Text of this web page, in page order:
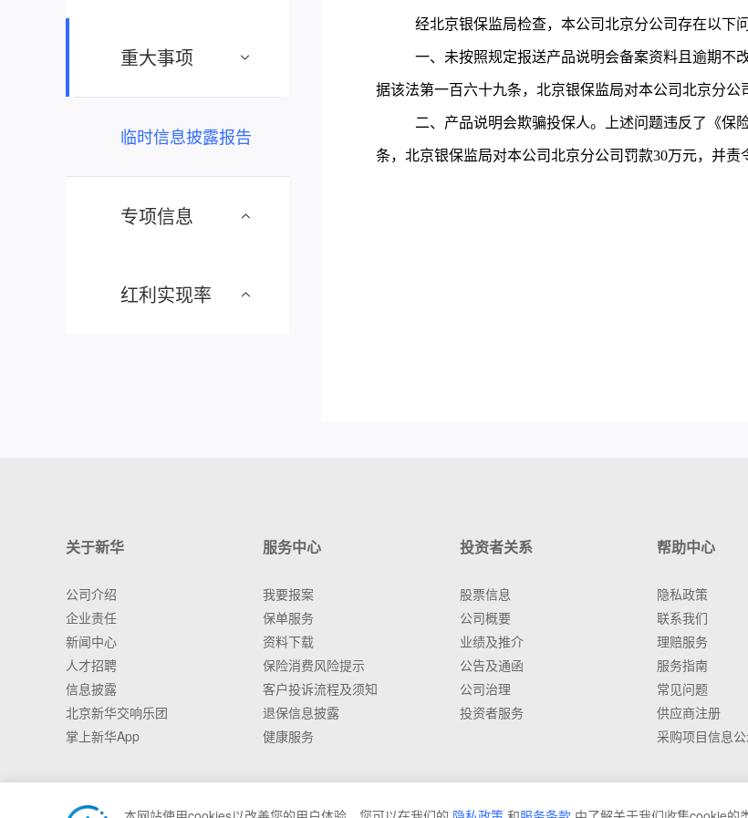
重大事项
临时信息披露报告
专项信息
红利实现率
经北京银保监局检查，本公司北京分公司存在以下问
一、未按照规定报送产品说明会备案资料且逾期不
据该法第一百六十九条，北京银保监局对本公司北京分公
二、产品说明会欺骗投保人。上述问题违反了《保
条，北京银保监局对本公司北京分公司罚款30万元，并责
关于新华
公司介绍
企业责任
新闻中心
人才招聘
信息披露
北京新华交响乐团
掌上新华App
服务中心
我要报案
保单服务
资料下载
保险消费风险提示
客户投诉流程及须知
退保信息披露
健康服务
投资者关系
股票信息
公司概要
业绩及推介
公告及通函
公司治理
投资者服务
帮助中心
隐私政策
联系我们
理赔服务
服务指南
常见问题
供应商注册
采购项目信息